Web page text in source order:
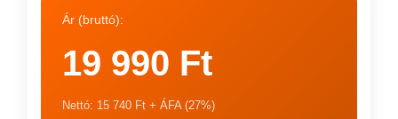
Ár (bruttó):
19 990 Ft
Nettó: 15 740 Ft + ÁFA (27%)